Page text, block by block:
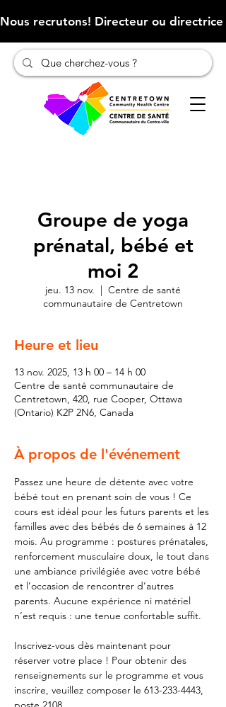
Nous recrutons! Directeur ou
Groupe de yoga
prénatal, bébé et
moi 2
jeu. 13 nov.
  |
Centre de santé
communautaire de Centretown
Heure et lieu
13 nov. 2025, 13 h 00 – 14 h 00
Centre de santé communautaire de
Centretown, 420, rue Cooper, Ottawa
(Ontario) K2P 2N6, Canada
À propos de l'événement
Passez une heure de détente avec votre
bébé tout en prenant soin de vous ! Ce
cours est idéal pour les futurs parents et les
familles avec des bébés de 6 semaines à 12
mois. Au programme : postures prénatales,
renforcement musculaire doux, le tout dans
une ambiance privilégiée avec votre bébé
et l’occasion de rencontrer d’autres
parents. Aucune expérience ni matériel
n’est requis : une tenue confortable suffit.
Inscrivez-vous dès maintenant pour
réserver votre place ! Pour obtenir des
renseignements sur le programme et vous
inscrire, veuillez composer le 613-233-4443,